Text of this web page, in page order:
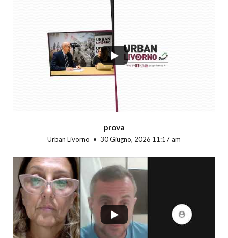
prova
Urban Livorno 30 Giugno, 2026 11:17 am